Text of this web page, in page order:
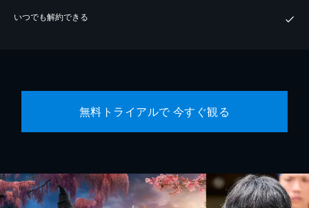
いつでも解約できる
無料トライアルで 今すぐ観る